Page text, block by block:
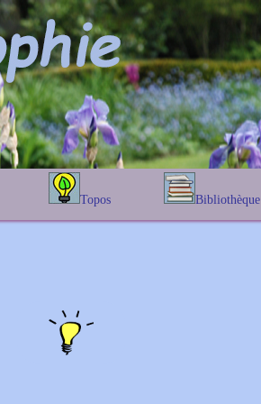
Topos
Les chênes
Les Euonymus
Bibliothèque
Lexique noms propres